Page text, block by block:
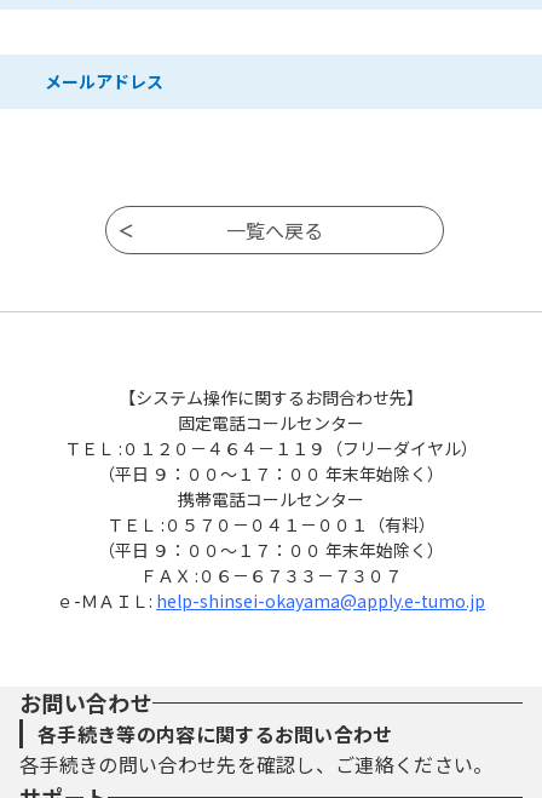
メールアドレス
【システム操作に関するお問合わせ先】
固定電話コールセンター
ＴＥＬ :０１２０－４６４－１１９（フリーダイヤル）
（平日 ９：００～１７：００ 年末年始除く）
携帯電話コールセンター
ＴＥＬ :０５７０－０４１－００１（有料）
（平日 ９：００～１７：００ 年末年始除く）
ＦＡＸ :０６－６７３３－７３０７
ｅ-ＭＡＩＬ: help-shinsei-okayama@apply.e-tumo.jp
お問い合わせ
各手続き等の内容に関するお問い合わせ
各手続きの問い合わせ先を確認し、ご連絡ください。